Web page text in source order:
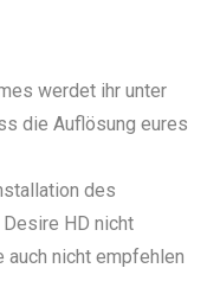
werdet ihr unter
die Auflösung eures
des
HD nicht
nicht empfehlen